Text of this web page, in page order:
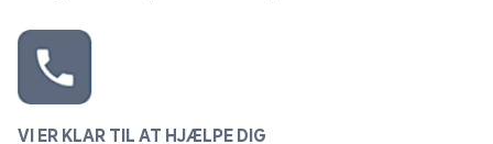
VI ER KLAR TIL AT HJÆLPE DIG